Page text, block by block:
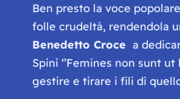
Ben presto la voce
folle crudeltà, rendendola
Benedetto Croce a
Spini ‘’Femines non sunt
gestire e tirare i fili di